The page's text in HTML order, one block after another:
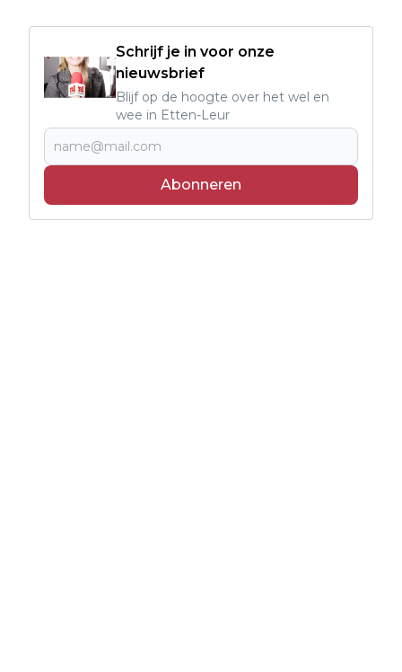
Schrijf je in voor onze
nieuwsbrief
Blijf op de hoogte over het wel en
wee in Etten-Leur
Abonneren